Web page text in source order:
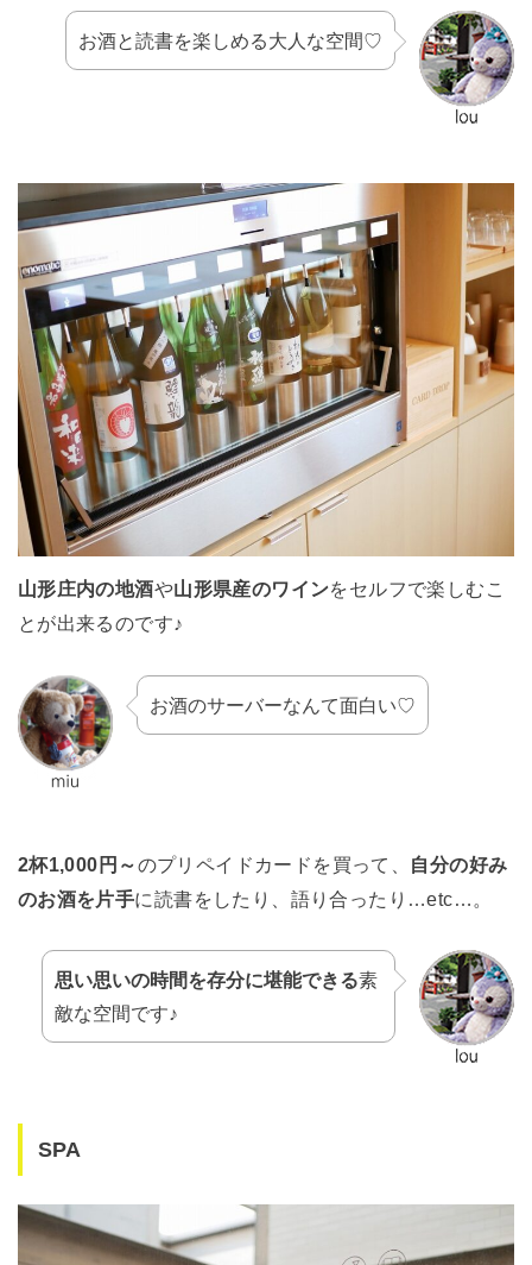
お酒と読書を楽しめる大人な空間♡
山形庄内の地酒や山形県産のワインをセルフで楽しむこ
とが出来るのです♪
お酒のサーバーなんて面白い♡
2杯1,000円～のプリペイドカードを買って、 自分の好み
のお酒を片手に読書をしたり、語り合ったり…etc…。
思い思いの時間を存分に堪能できる素
敵な空間です♪
SPA